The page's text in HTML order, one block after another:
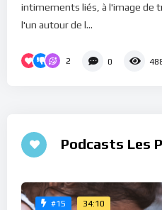
intimements liés, à l'image de
l'un autour de l...
2 0
Podcasts Les
#15 34:10